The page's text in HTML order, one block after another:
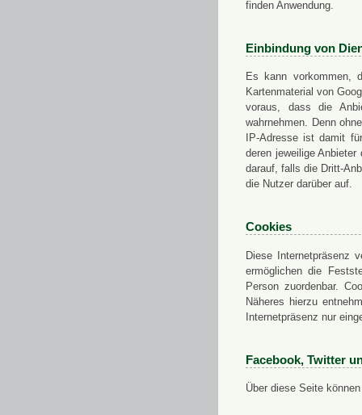
finden Anwendung.
Einbindung von
Es kann vorkommen,
Kartenmaterial von
voraus, dass die
wahrnehmen. Denn
IP-Adresse ist damit
deren jeweilige
darauf, falls die Dritt-
die Nutzer darüber auf.
Cookies
Diese Internetpräsenz
ermöglichen die
Person zuordenbar.
Näheres hierzu
Internetpräsenz nur
Facebook, Twitter
Über diese Seite